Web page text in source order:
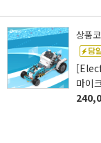
상품
마이